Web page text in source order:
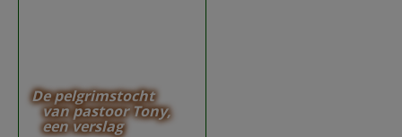
De pelgrimstocht
van pastoor Tony,
een verslag